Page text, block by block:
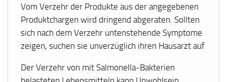
Vom Verzehr der Produkte aus der angegebenen
Produktchargen wird dringend abgeraten. Sollten
sich nach dem Verzehr untenstehende Symptome
zeigen, suchen sie unverzüglich ihren Hausarzt auf
Der Verzehr von mit Salmonella-Bakterien